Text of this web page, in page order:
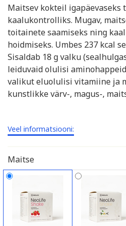
Maitsev kokteil igapäevaseks
kaalukontrolliks. Mugav,
toitainete saamiseks ning
hoidmiseks. Umbes 237 kcal
Sisaldab 18 g valku
leiduvaid olulisi
valikut eluolulisi vitamiine ja
kunstlikke värv-, magus-,
Veel informatsiooni:
Maitse